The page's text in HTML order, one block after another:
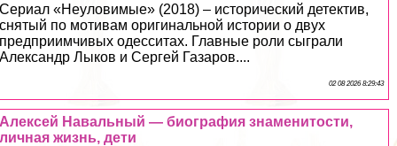
Сериал «Неуловимые» (2018) – исторический детектив,
снятый по мотивам оригинальной истории о двух
предприимчивых одесситах. Главные роли сыграли
Александр Лыков и Сергeй Газаров....
02 08 2026 8:29:43
Алексей Навальный — биография знаменитости,
личная жизнь, дети